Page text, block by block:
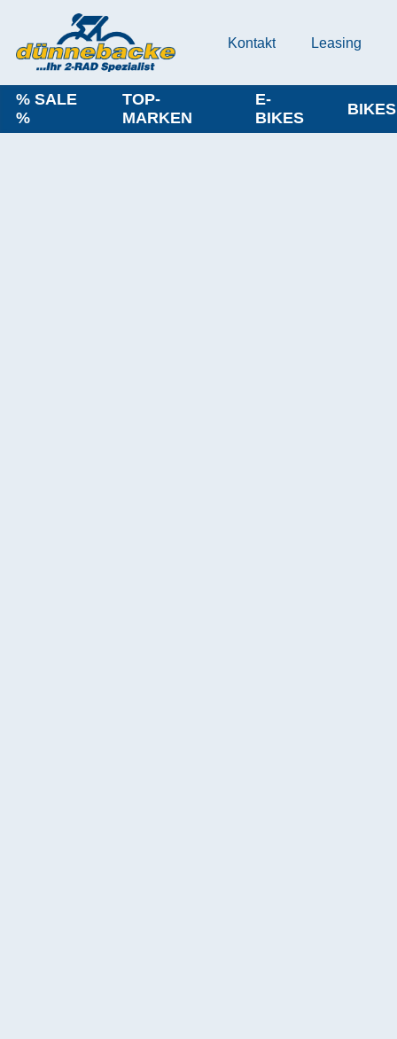
Kontakt Leasing
% SALE
%
TOP-
MARKEN
E-
BIKES
BIKES